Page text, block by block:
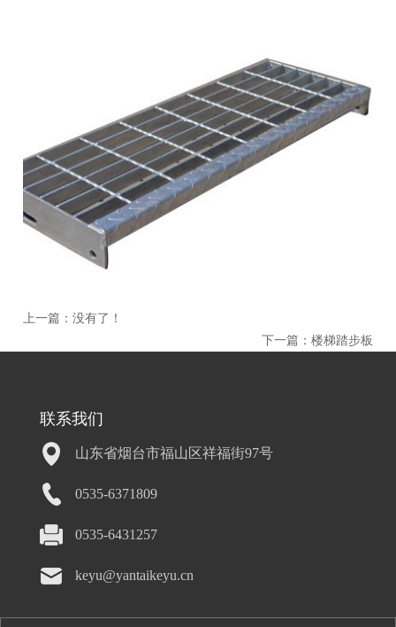
上一篇：没有了！
下一篇： 楼梯踏步板
联系我们
山东省烟台市福山区祥福街97号
0535-6371809
0535-6431257
keyu@yantaikeyu.cn